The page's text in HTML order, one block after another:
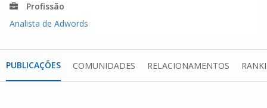
Profissão
Analista de Adwords
PUBLICAÇÕES COMUNIDADES RELACIONAMENTOS